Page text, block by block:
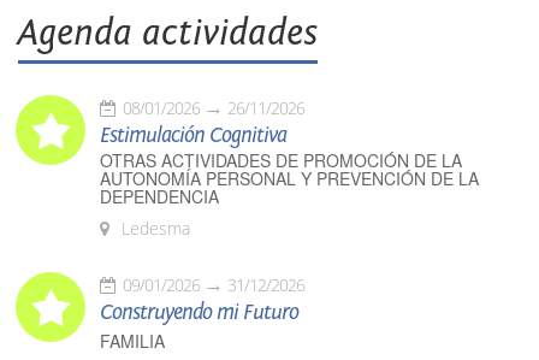
Agenda actividades
08/01/2026 26/11/2026
Estimulación Cognitiva
OTRAS ACTIVIDADES DE PROMOCIÓN DE LA
AUTONOMÍA PERSONAL Y PREVENCIÓN DE LA
DEPENDENCIA
Ledesma
09/01/2026 31/12/2026
Construyendo mi Futuro
FAMILIA